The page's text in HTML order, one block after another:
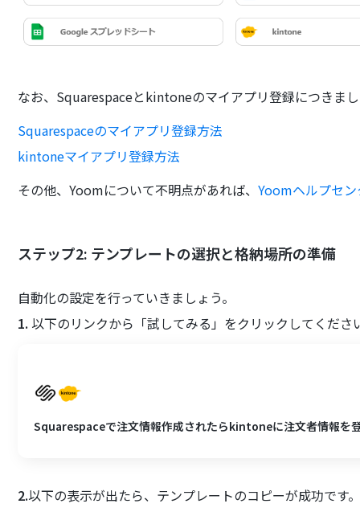
なお、Squarespaceとkintoneのマイアプリ登録につきま
Squarespaceのマイアプリ登録方法
kintoneマイアプリ登録方法
その他、Yoomについて不明点があれば、Yoomヘルプセ
ステップ2: テンプレートの選択と格納場所の準備
自動化の設定を行っていきましょう。
1. 以下のリンクから「試してみる」をクリックしてくださ
Squarespaceで注文情報作成されたらkintoneに注文者情報を
2.以下の表示が出たら、テンプレートのコピーが成功です